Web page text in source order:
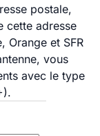
postale,
cette adresse
Orange et SFR
vous
avec le type